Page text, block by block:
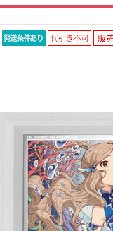
アイドルマスター シャ
電音部
鉄拳
太鼓の達人